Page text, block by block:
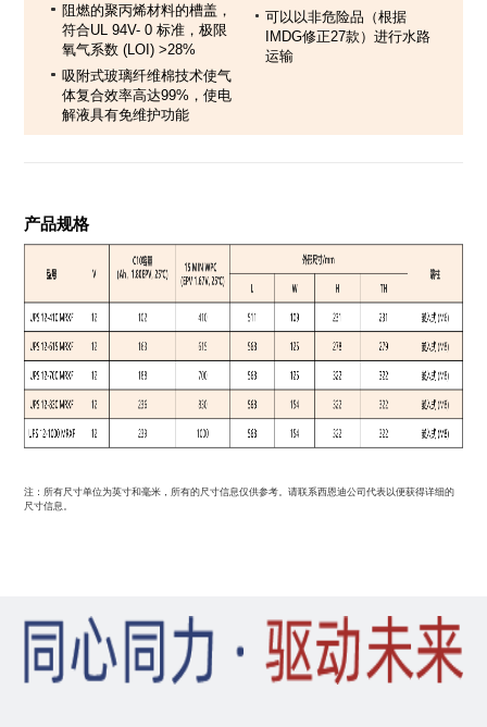
阻燃的聚丙烯材料的槽盖，
符合UL 94V- 0 标准，极限
氧气系数 (LOI) >28%
吸附式玻璃纤维棉技术使气
体复合效率高达99%，使电
解液具有免维护功能
可以以非危险品（根据
IMDG修正27款）进行水路
运输
产品规格
注：所有尺寸单位为英寸和毫米，所有的尺寸信息仅供参考。请联系西恩迪公司代表以便获得详细的
尺寸信息。